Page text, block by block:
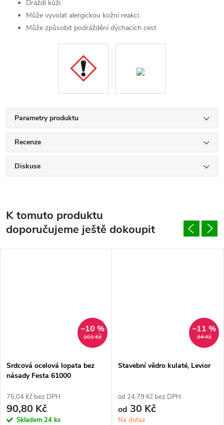
Dráždí kůži
Může vyvolat alergickou kožní reakci
Může způsobit podráždění dýchacích cest
Parametry produktu
Recenze
Diskuse
K tomuto produktu
doporučujeme ještě dokoupit
101 Kč
–10 %
Srdcová ocelová lopata bez
násady Festa 61000
75,04 Kč bez DPH
90,80 Kč
Skladem 24 ks
34 Kč
–11 %
Stavební vědro kulaté, Levior
od 24,79 Kč bez DPH
od 30 Kč
Na dotaz